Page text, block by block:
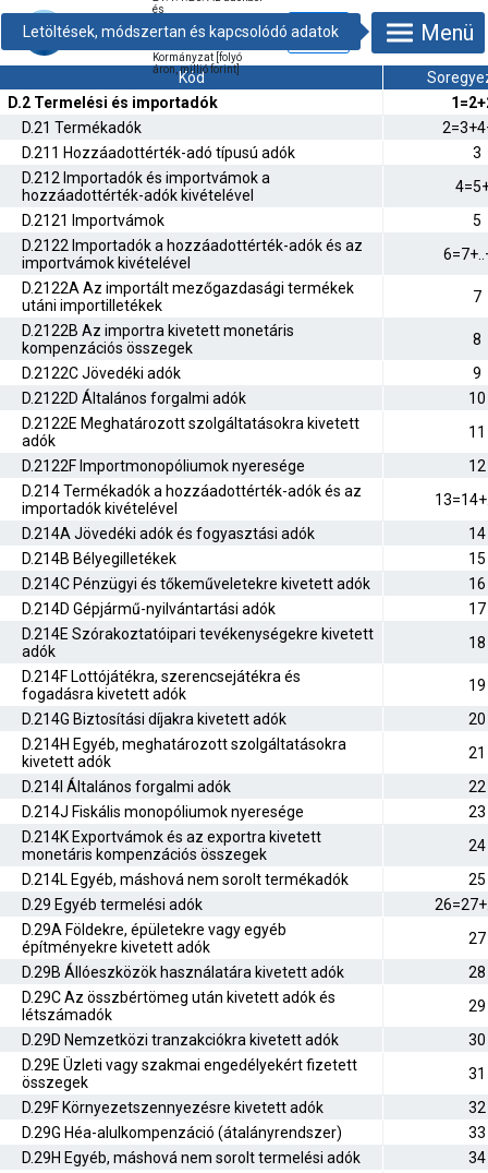
és
hozzájárulásokból
Kormányzat [folyó
áron, millió forint]
Menü
Kód
D.2 Termelési és importadók
D.21 Termékadók
D.211 Hozzáadottérték-adó típusú adók
3
D.212 Importadók és importvámok a
hozzáadottérték-adók kivételével
D.2121 Importvámok
5
D.2122 Importadók a hozzáadottérték-adók és az
importvámok kivételével
D.2122A Az importált mezőgazdasági termékek
utáni importilletékek
7
D.2122B Az importra kivetett monetáris
kompenzációs összegek
8
D.2122C Jövedéki adók
9
D.2122D Általános forgalmi adók
10
D.2122E Meghatározott szolgáltatásokra kivetett
adók
11
D.2122F Importmonopóliumok nyeresége
12
D.214 Termékadók a hozzáadottérték-adók és az
importadók kivételével
D.214A Jövedéki adók és fogyasztási adók
14
D.214B Bélyegilletékek
15
D.214C Pénzügyi és tőkeműveletekre kivetett adók
16
D.214D Gépjármű-nyilvántartási adók
17
D.214E Szórakoztatóipari tevékenységekre kivetett
adók
18
D.214F Lottójátékra, szerencsejátékra és
fogadásra kivetett adók
19
D.214G Biztosítási díjakra kivetett adók
20
D.214H Egyéb, meghatározott szolgáltatásokra
kivetett adók
21
D.214I Általános forgalmi adók
22
D.214J Fiskális monopóliumok nyeresége
23
D.214K Exportvámok és az exportra kivetett
monetáris kompenzációs összegek
24
D.214L Egyéb, máshová nem sorolt termékadók
25
D.29 Egyéb termelési adók
D.29A Földekre, épületekre vagy egyéb
építményekre kivetett adók
27
D.29B Állóeszközök használatára kivetett adók
28
D.29C Az összbértömeg után kivetett adók és
létszámadók
29
D.29D Nemzetközi tranzakciókra kivetett adók
30
D.29E Üzleti vagy szakmai engedélyekért fizetett
összegek
31
D.29F Környezetszennyezésre kivetett adók
32
D.29G Héa-alulkompenzáció (átalányrendszer)
33
D.29H Egyéb, máshová nem sorolt termelési adók
34